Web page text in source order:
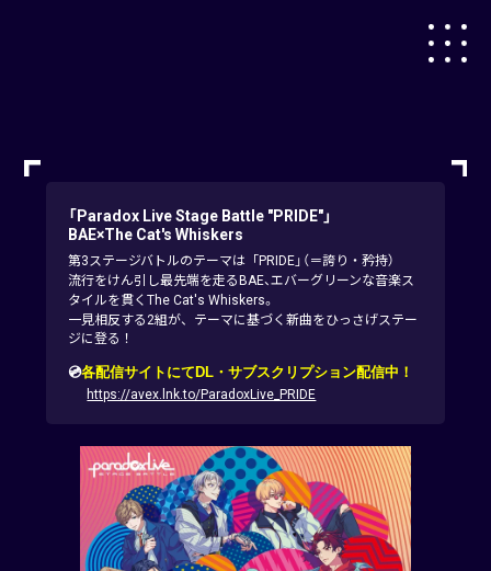
「Paradox Live Stage Battle "PRIDE"」
BAE×The Cat's Whiskers
第3ステージバトルのテーマは「PRIDE」（＝誇り・矜持）
流行をけん引し最先端を走るBAE、エバーグリーンな音楽ス
タイルを貫くThe Cat's Whiskers。
一見相反する2組が、テーマに基づく新曲をひっさげステー
ジに登る！
💿各配信サイトにてDL・サブスクリプション配信中！
https://avex.lnk.to/ParadoxLive_PRIDE